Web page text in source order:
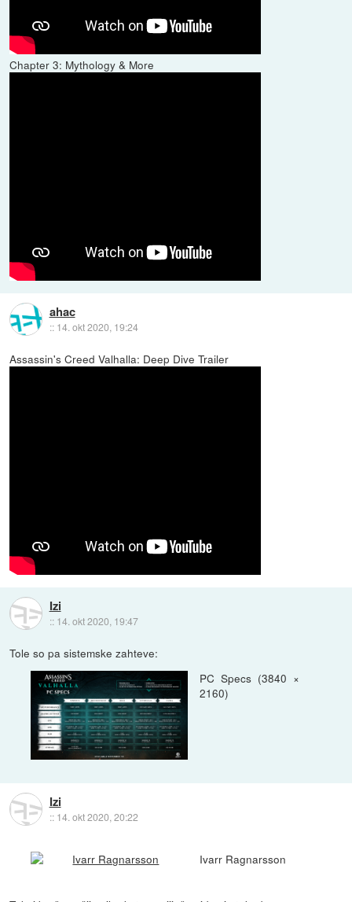
Chapter 3: Mythology & More
ahac
:: 14. okt 2020, 19:24
Assassin's Creed Valhalla: Deep Dive Trailer
Izi
:: 14. okt 2020, 19:47
Tole so pa sistemske zahteve:
PC Specs (3840 ×
2160)
Izi
:: 14. okt 2020, 20:22
Ivarr Ragnarsson